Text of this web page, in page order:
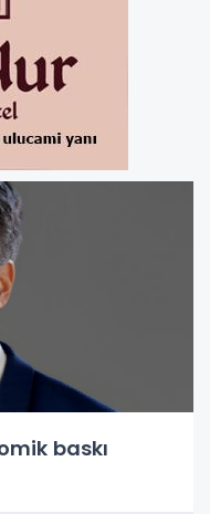
baskı